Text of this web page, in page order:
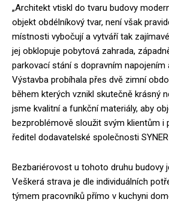
„Architekt vtiskl do tvaru budovy
objekt obdélníkový tvar, není však
místnosti vybočují a vytváří tak
jej obklopuje pobytová zahrada,
parkovací stání s dopravním napojením
Výstavba probíhala přes dvě zimní
během kterých vznikl skutečně krásný
jsme kvalitní a funkční materiály, aby
bezproblémově sloužit svým klientům i
ředitel dodavatelské společnosti
Bezbariérovost u tohoto druhu budovy
Veškerá strava je dle individuálních
týmem pracovníků přímo v kuchyni